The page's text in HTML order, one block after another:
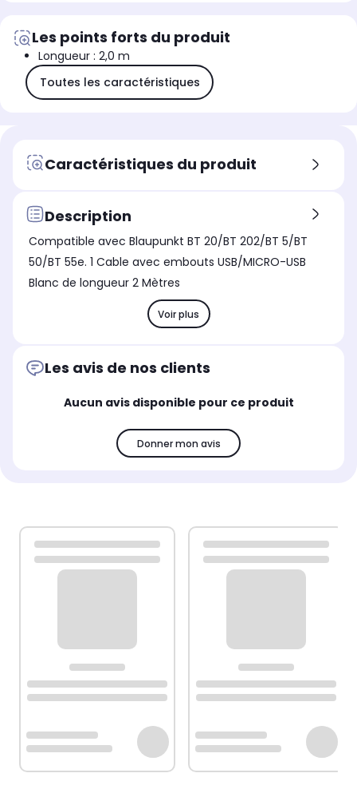
Les points forts du produit
Longueur : 2,0 m
Toutes les caractéristiques
Caractéristiques du produit
Description
Compatible avec Blaupunkt BT 20/BT 202/BT 5/BT
50/BT 55e. 1 Cable avec embouts USB/MICRO-USB
Blanc de longueur 2 Mètres
Voir plus
Les avis de nos clients
Aucun avis disponible pour ce produit
Donner mon avis